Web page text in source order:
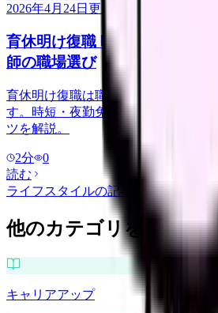
2026年4月24日 更新
育休明け復職 時短勤務でキャ
師の職場選び
育休明け復職は職場選びで 10 年後
す。時短・夜勤免除・託児所の 3 条
ツを解説。
2分
0
読む
ライフスタイルの記事をもっと見る
他のカテゴリを探す
キャリアアップ